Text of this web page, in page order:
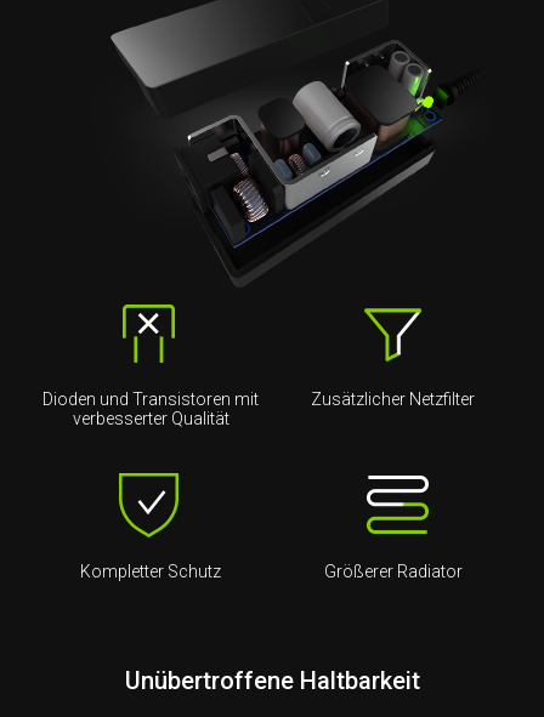
Dioden und Transistoren mit
verbesserter Qualität
Zusätzlicher Netzfilter
Kompletter Schutz Größerer Radiator
Unübertroffene Haltbarkeit